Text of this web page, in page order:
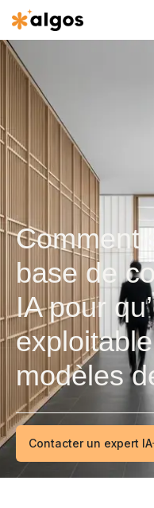
Comment
base de
IA pour
modèles
Contacter un expert IA